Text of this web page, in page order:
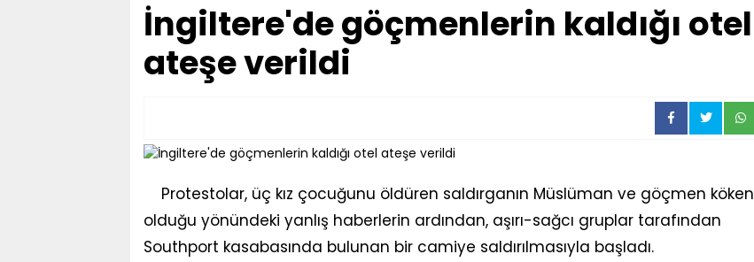
İngiltere'de göçmenlerin kaldığı otel
ateşe verildi
Protestolar, üç kız çocuğunu öldüren saldırganın Müslüman ve göçmen
olduğu yönündeki yanlış haberlerin ardından, aşırı-sağcı gruplar tarafından
Southport kasabasında bulunan bir camiye saldırılmasıyla başladı.